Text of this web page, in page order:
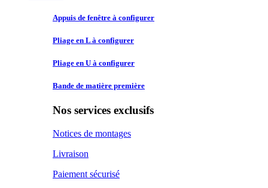
Appuis de fenêtre à configurer
Pliage en L à configurer
Pliage en U à configurer
Bande de matière première
Nos services exclusifs
Notices de montages
Livraison
Paiement sécurisé